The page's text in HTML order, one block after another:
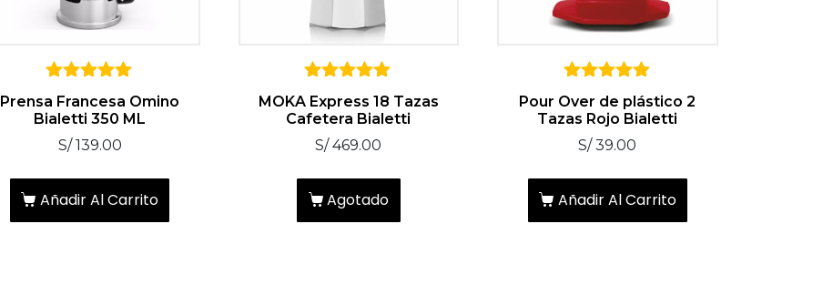
sobre 5
Prensa Francesa Omino
Bialetti 350 ML
S/139.00
Añadir Al Carrito
sobre 5
MOKA Express 18 Tazas
Cafetera Bialetti
S/469.00
Agotado
5
sobre 5
Pour Over de plástico 2
Tazas Rojo Bialetti
S/39.00
Añadir Al Carrito